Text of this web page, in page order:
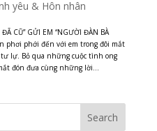
yêu & Hôn nhân
CŨ” GỬI EM “NGƯỜI ĐÀN BÀ
phơi phới đến với em trong đôi mắt
lự. Bỏ qua những cuộc tình ong
đón đưa cùng những lời...